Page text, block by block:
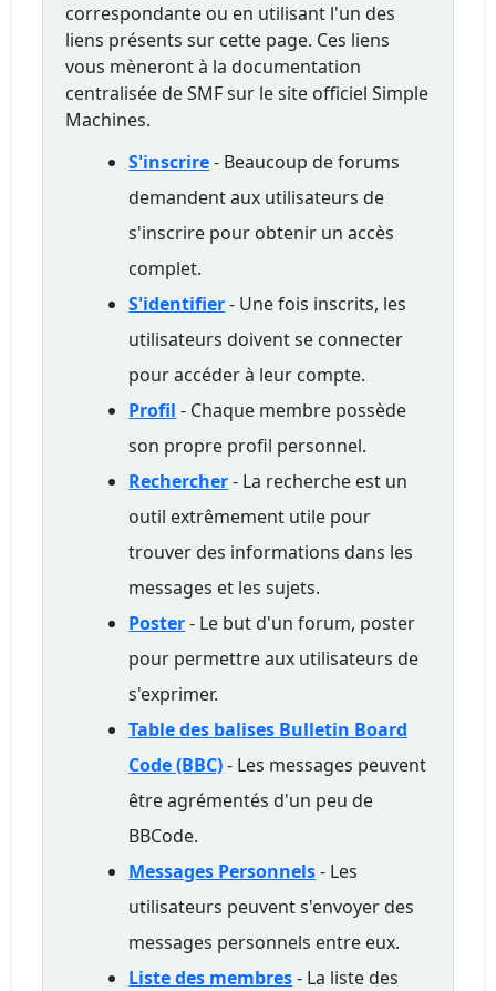
correspondante ou en utilisant l'un des
liens présents sur cette page. Ces liens
vous mèneront à la documentation
centralisée de SMF sur le site officiel Simple
Machines.
S'inscrire- Beaucoup de forums
demandent aux utilisateurs de
s'inscrire pour obtenir un accès
complet.
S'identifier- Une fois inscrits, les
utilisateurs doivent se connecter
pour accéder à leur compte.
Profil - Chaque membre possède
son propre profil personnel.
Rechercher- La recherche est un
outil extrêmement utile pour
trouver des informations dans les
messages et les sujets.
Poster- Le but d'un forum, poster
pour permettre aux utilisateurs de
s'exprimer.
Table des balises Bulletin Board
Code (BBC)- Les messages peuvent
être agrémentés d'un peu de
BBCode.
Messages Personnels- Les
utilisateurs peuvent s'envoyer des
messages personnels entre eux.
Liste des membres- La liste des